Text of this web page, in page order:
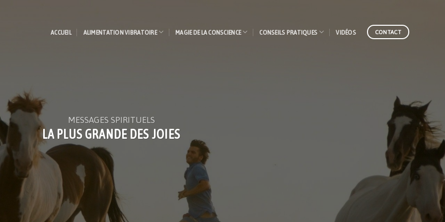
ACCUEIL ALIMENTATION VIBRATOIRE MAGIE DE LA CONSCIENCE CONSEILS PRATIQUES VIDÉOS CONTACT
MESSAGES SPIRITUELS
LA PLUS GRANDE DES JOIES